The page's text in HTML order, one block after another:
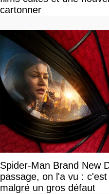
cartonner
Spider-Man Brand New
passage, on l'a vu :
malgré un gros défaut